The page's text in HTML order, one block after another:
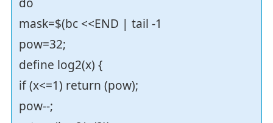
mask=$(bc <<END | tail -1
pow=32;
define log2(x) {
if (x<=1) return (pow);
pow--;